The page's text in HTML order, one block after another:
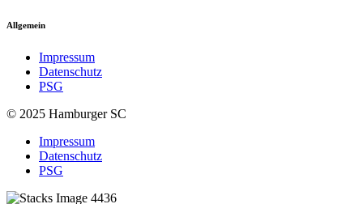
Allgemein
Impressum
Datenschutz
PSG
© 2025 Hamburger SC
Impressum
Datenschutz
PSG